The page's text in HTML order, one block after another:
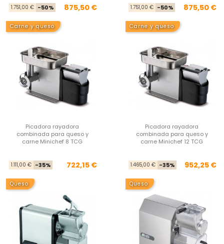
Precio base
1.751,00 € -50% Precio
875,50 € 1.751,00 € -50% 875,50 €
Carne y queso
Picadora rayadora
combinada para queso y
carne Minichef 8 TCG
Precio base
1.111,00 € -35% Precio
722,15 €
Carne y queso
Picadora rayadora
combinada para queso y
carne Minichef 12 TCG
1.465,00 € -35% 952,25 €
Queso Queso